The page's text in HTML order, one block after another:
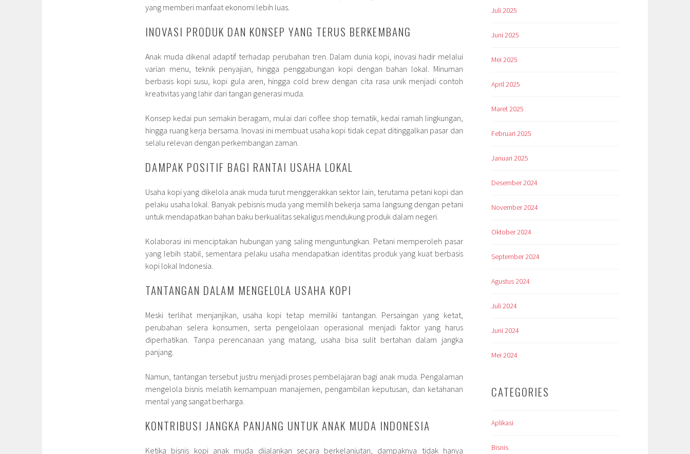
yang memberi manfaat ekonomi lebih luas.
INOVASI PRODUK DAN KONSEP YANG TERUS BERKEMBANG
Anak muda dikenal adaptif terhadap perubahan tren. Dalam dunia kopi, inovasi hadir melalui
varian menu, teknik penyajian, hingga penggabungan kopi dengan bahan lokal. Minuman
berbasis kopi susu, kopi gula aren, hingga cold brew dengan cita rasa unik menjadi contoh
kreativitas yang lahir dari tangan generasi muda.
Konsep kedai pun semakin beragam, mulai dari coffee shop tematik, kedai ramah lingkungan,
hingga ruang kerja bersama. Inovasi ini membuat usaha kopi tidak cepat ditinggalkan pasar dan
selalu relevan dengan perkembangan zaman.
DAMPAK POSITIF BAGI RANTAI USAHA LOKAL
Usaha kopi yang dikelola anak muda turut menggerakkan sektor lain, terutama petani kopi dan
pelaku usaha lokal. Banyak pebisnis muda yang memilih bekerja sama langsung dengan petani
untuk mendapatkan bahan baku berkualitas sekaligus mendukung produk dalam negeri.
Kolaborasi ini menciptakan hubungan yang saling menguntungkan. Petani memperoleh pasar
yang lebih stabil, sementara pelaku usaha mendapatkan identitas produk yang kuat berbasis
kopi lokal Indonesia.
TANTANGAN DALAM MENGELOLA USAHA KOPI
Meski terlihat menjanjikan, usaha kopi tetap memiliki tantangan. Persaingan yang ketat,
perubahan selera konsumen, serta pengelolaan operasional menjadi faktor yang harus
diperhatikan. Tanpa perencanaan yang matang, usaha bisa sulit bertahan dalam jangka
panjang.
Namun, tantangan tersebut justru menjadi proses pembelajaran bagi anak muda. Pengalaman
mengelola bisnis melatih kemampuan manajemen, pengambilan keputusan, dan ketahanan
mental yang sangat berharga.
KONTRIBUSI JANGKA PANJANG UNTUK ANAK MUDA INDONESIA
Ketika bisnis kopi anak muda dijalankan secara berkelanjutan, dampaknya tidak hanya
Juli 2025
Juni 2025
Mei 2025
April 2025
Maret 2025
Februari 2025
Januari 2025
Desember 2024
November 2024
Oktober 2024
September 2024
Agustus 2024
Juli 2024
Juni 2024
Mei 2024
CATEGORIES
Aplikasi
Bisnis